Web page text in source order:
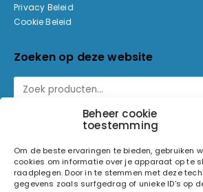
Beheer cookie
toestemming
Om de beste ervaringen te bieden, gebruiken
cookies om informatie over je apparaat op te
raadplegen. Door in te stemmen met deze
gegevens zoals surfgedrag of unieke ID's op
Privacy Beleid
Cookie Beleid
Zoeken op deze website